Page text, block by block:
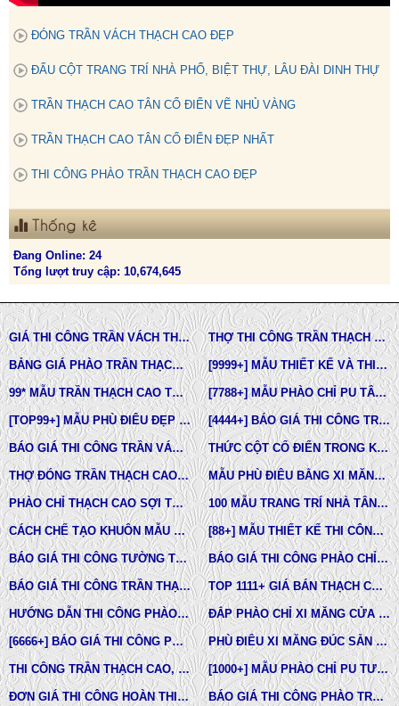
ĐÓNG TRẦN VÁCH THẠCH CAO ĐẸP
ĐẤU CỘT TRANG TRÍ NHÀ PHỐ, BIỆT THỰ, LÂU ĐÀI DINH THỰ
TRẦN THẠCH CAO TÂN CỔ ĐIỂN VẼ NHỦ VÀNG
TRẦN THẠCH CAO TÂN CỔ ĐIỂN ĐẸP NHẤT
THI CÔNG PHÀO TRẦN THẠCH CAO ĐẸP
Thống kê
Đang Online: 24
Tổng lượt truy cập: 10,674,645
GIÁ THI CÔNG TRẦN VÁCH THẠCH CAO TẠI TPHCM THỢ THI CÔNG TRẦN THẠCH CAO ĐẸP TẠI TPHCM
BẢNG GIÁ PHÀO TRẦN THẠCH CAO TÂN CỔ ĐIỂN [9999+] MẪU THIẾT KẾ VÀ THI CÔNG TRẦN THẠCH CAO ĐẸP
99* MẪU TRẦN THẠCH CAO TÂN CỔ ĐIỂN ĐẸP NHẤT HIỆN NAY [7788+] MẪU PHÀO CHỈ PU TÂN CỔ ĐIỂN ĐẸP NHẤT HIỆN NAY
[TOP99+] MẪU PHÙ ĐIÊU ĐẸP TRONG THIẾT KẾ KIẾN TRÚC [4444+] BÁO GIÁ THI CÔNG TRỌN GÓI PHÀO CHỈ PU MỚI NHẤT
BÁO GIÁ THI CÔNG TRẦN VÁCH THẠCH CAO TRỌN GÓI THỨC CỘT CỔ ĐIỂN TRONG KIẾN TRÚC
THỢ ĐÓNG TRẦN THẠCH CAO GIÁ RẺ Ở TPHCM MẪU PHÙ ĐIÊU BẰNG XI MĂNG ĐÚC SẴN NHÀ PHỐ BIỆT THỰ LÂU ĐÀI TOÀN QUỐC
PHÀO CHỈ THẠCH CAO SỢI THỦY TINH 100 MẪU TRANG TRÍ NHÀ TÂN CỔ ĐIỂN
CÁCH CHẾ TẠO KHUÔN MẪU COMPOSITE ĐÚC BÊ TÔNG -XI MĂNG-THẠCH CAO CÁC LOẠI [88+] MẪU THIẾT KẾ THI CÔNG TRẦN THẠCH CAO TÂN CỔ ĐIỂN MỚI NHẤT
BÁO GIÁ THI CÔNG TƯỜNG THẠCH CAO, VÁCH THẠCH CAO TƯỜNG NHÀ MỚI NHẤT BÁO GIÁ THI CÔNG PHÀO CHỈ PU TÂN CỔ ĐIỂN TẠI TPHCM
BÁO GIÁ THI CÔNG TRẦN THẠCH CAO TRỌN GÓI MỚI NHẤT TOP 1111+ GIÁ BÁN THẠCH CAO PHÀO CHỈ, PHÙ ĐIÊU, ĐẦU CỘT TÂN CỔ ĐIỂN
HƯỚNG DẪN THI CÔNG PHÀO CHỈ PU, PHÀO CHỈ THẠCH CAO, PHÀO CHỈ XI MĂNG. ĐẮP PHÀO CHỈ XI MĂNG CỬA SỔ, CỬA ĐI NHÀ PHỐ, BIỆT THỰ, LÂU ĐÀI TÂN CỔ ĐIỂN
[6666+] BÁO GIÁ THI CÔNG PHÀO CHỈ NHỰA PU MỚI NHẤT PHÙ ĐIÊU XI MĂNG ĐÚC SẴN NHÀ PHỐ BIỆT THỰ TẠI LONG AN VÀ TÂY NINH
THI CÔNG TRẦN THẠCH CAO, PHÀO CHỈ, PHÙ ĐIÊU TẠI TPHCM [1000+] MẪU PHÀO CHỈ PU TƯỜNG NHÀ ĐẸP, NẸP CHỈ THẠCH CAO ỐP TƯỜNG
ĐƠN GIÁ THI CÔNG HOÀN THIỆN TRẦN THẠCH CAO TẠI TPHCM BÁO GIÁ THI CÔNG PHÀO TRẦN THẠCH CAO MỚI NHẤT